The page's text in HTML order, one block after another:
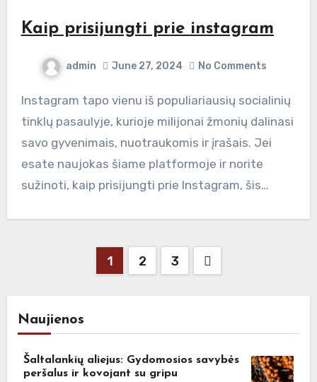
Kaip prisijungti prie instagram
admin June 27, 2024 No Comments
Instagram tapo vienu iš populiariausių socialinių
tinklų pasaulyje, kurioje milijonai žmonių dalinasi
savo gyvenimais, nuotraukomis ir įrašais. Jei
esate naujokas šiame platformoje ir norite
sužinoti, kaip prisijungti prie Instagram, šis…
1 2 3
Naujienos
Šaltalankių aliejus: Gydomosios savybės
peršalus ir kovojant su gripu